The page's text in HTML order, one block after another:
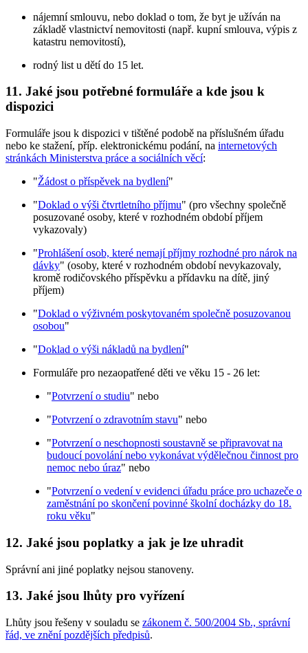
nájemní smlouvu, nebo doklad o tom, že byt je užíván na
základě vlastnictví nemovitosti (např. kupní smlouva, výpis z
katastru nemovitostí),
rodný list u dětí do 15 let.
11. Jaké jsou potřebné formuláře a kde jsou k
dispozici
Formuláře jsou k dispozici v tištěné podobě na příslušném úřadu
nebo ke stažení, příp. elektronickému podání, na internetových
stránkách Ministerstva práce a sociálních věcí:
"Žádost o příspěvek na bydlení"
"Doklad o výši čtvrtletního příjmu" (pro všechny společně
posuzované osoby, které v rozhodném období příjem
vykazovaly)
"Prohlášení osob, které nemají příjmy rozhodné pro nárok na
dávky" (osoby, které v rozhodném období nevykazovaly,
kromě rodičovského příspěvku a přídavku na dítě, jiný
příjem)
"Doklad o výživném poskytovaném společně posuzovanou
osobou"
"Doklad o výši nákladů na bydlení"
Formuláře pro nezaopatřené děti ve věku 15 - 26 let:
"Potvrzení o studiu" nebo
"Potvrzení o zdravotním stavu" nebo
"Potvrzení o neschopnosti soustavně se připravovat na
budoucí povolání nebo vykonávat výdělečnou činnost pro
nemoc nebo úraz" nebo
"Potvrzení o vedení v evidenci úřadu práce pro uchazeče o
zaměstnání po skončení povinné školní docházky do 18.
roku věku"
12. Jaké jsou poplatky a jak je lze uhradit
Správní ani jiné poplatky nejsou stanoveny.
13. Jaké jsou lhůty pro vyřízení
Lhůty jsou řešeny v souladu se zákonem č. 500/2004 Sb., správní
řád, ve znění pozdějších předpisů.